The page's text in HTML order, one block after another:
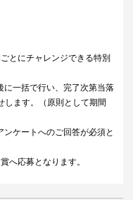
とにチャレンジできる特別
に一括で行い、完了次第当落
します。（原則として期間
ンケートへのご回答が必須と
へ応募となります。